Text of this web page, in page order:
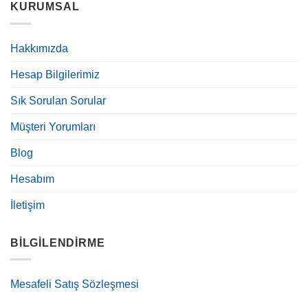
KURUMSAL
Hakkımızda
Hesap Bilgilerimiz
Sık Sorulan Sorular
Müşteri Yorumları
Blog
Hesabım
İletişim
BILGILENDIRME
Mesafeli Satış Sözleşmesi